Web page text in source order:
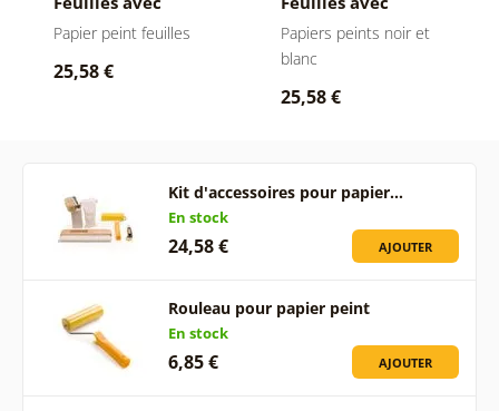
colibris en bleu-gris
Papier peint feuilles
25,58 €
colibris en noir et
blanc
Papiers peints noir et
blanc
25,58 €
Kit d'accessoires pour papier…
En stock
24,58 € AJOUTER
Rouleau pour papier peint
En stock
6,85 € AJOUTER